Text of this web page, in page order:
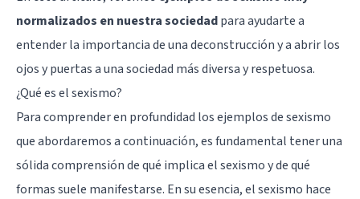
normalizados en nuestra sociedadpara ayudarte a
entender la importancia de una deconstrucción y a abrir los
ojos y puertas a una sociedad más diversa y respetuosa.
¿Qué es el sexismo?
Para comprender en profundidad los ejemplos de sexismo
que abordaremos a continuación, es fundamental tener una
sólida comprensión de qué implica el sexismo y de qué
formas suele manifestarse. En su esencia, el sexismo hace